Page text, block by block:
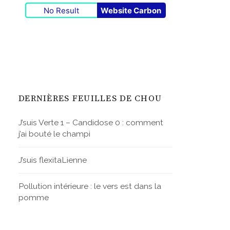
No Result Website Carbon
DERNIÈRES FEUILLES DE CHOU
J’suis Verte 1 – Candidose 0 : comment
j’ai bouté le champi
J’suis flexitaLienne
Pollution intérieure : le vers est dans la
pomme